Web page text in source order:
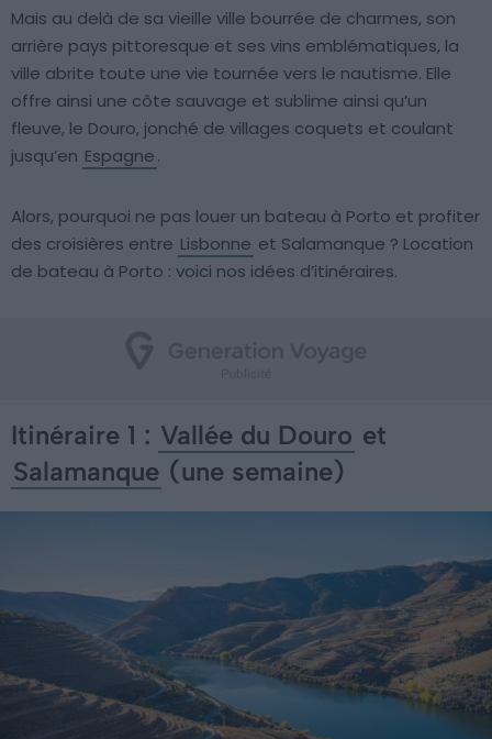
Mais au delà de sa vieille ville bourrée de charmes, son
arrière pays pittoresque et ses vins emblématiques, la
ville abrite toute une vie tournée vers le nautisme. Elle
offre ainsi une côte sauvage et sublime ainsi qu’un
fleuve, le Douro, jonché de villages coquets et coulant
jusqu’en Espagne.
Alors, pourquoi ne pas louer un bateau à Porto et profiter
des croisières entre Lisbonne et Salamanque ? Location
de bateau à Porto : voici nos idées d’itinéraires.
Itinéraire 1 : Vallée du Douro et
Salamanque (une semaine)